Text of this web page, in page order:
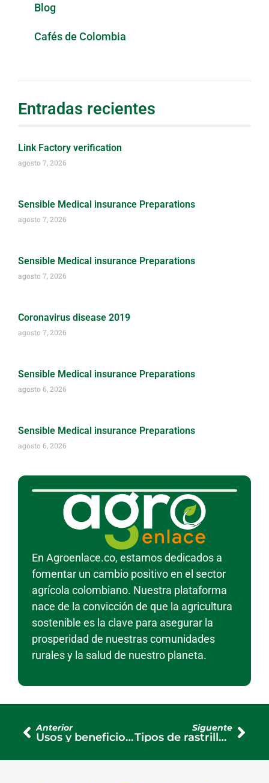
Blog
Cafés de Colombia
Entradas recientes
Link Factory verification
agosto 7, 2026
Sensible Medical insurance Preparations
agosto 7, 2026
Sensible Medical insurance Preparations
agosto 7, 2026
Coronavirus disease 2019
agosto 7, 2026
Sensible Medical insurance Preparations
agosto 6, 2026
Sensible Medical insurance Preparations
agosto 6, 2026
En Agroenlace.co, estamos dedicados a
fomentar un cambio positivo en el sector
agrícola colombiano. Nuestra plataforma
nace de la convicción de que la agricultura
sostenible es la clave para asegurar la
prosperidad de nuestras comunidades
rurales y la salud de nuestro planeta.
Anterior
Usos y beneficios de los costales de fibra en diversas industrias
Siguente
Tipos de rastrillos agrícolas: descubre cuál necesitas para tu labor